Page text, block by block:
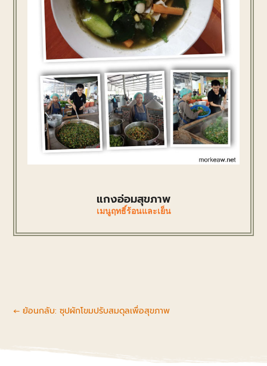
แกงอ่อมสุขภาพ
เมนูฤทธิ์ร้อนและเย็น
←ย้อนกลับ: ซุปผักโขมปรับสมดุลเพื่อสุขภาพ